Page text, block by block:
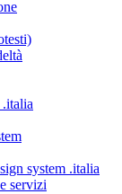
system .italia
servizi